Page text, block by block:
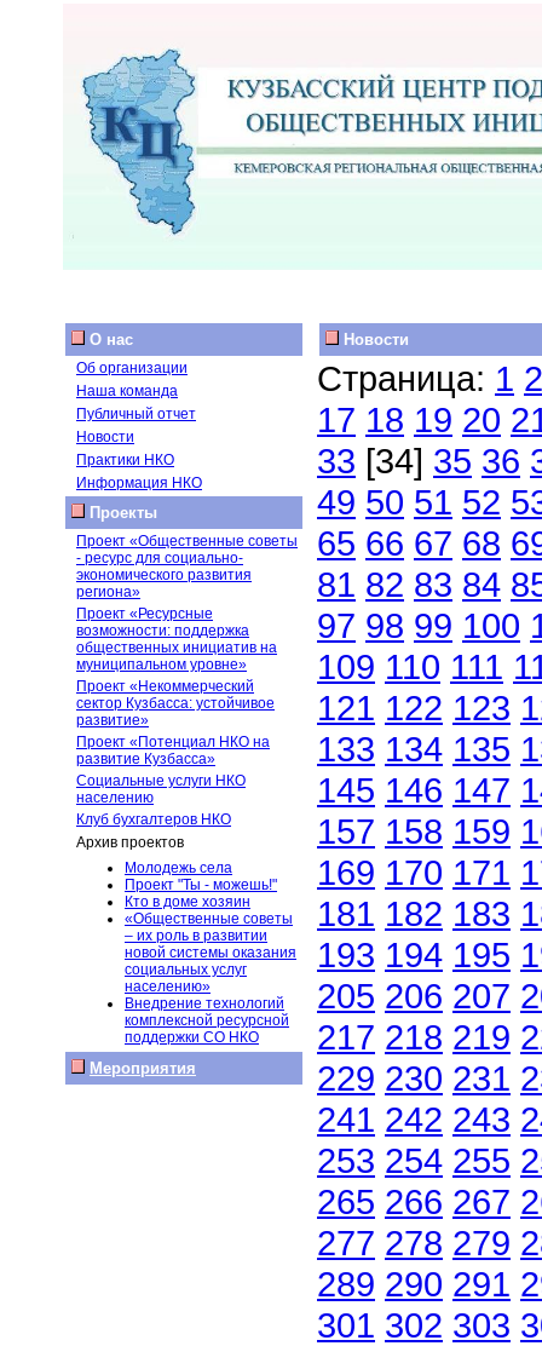
О нас
Об организации
Наша команда
Публичный отчет
Новости
Практики НКО
Информация НКО
Проекты
Проект «Общественные советы
- ресурс для социально-
экономического развития
региона»
Проект «Ресурсные
возможности: поддержка
общественных инициатив на
муниципальном уровне»
Проект «Некоммерческий
сектор Кузбасса: устойчивое
развитие»
Проект «Потенциал НКО на
развитие Кузбасса»
Социальные услуги НКО
населению
Клуб бухгалтеров НКО
Архив проектов
Молодежь села
Проект "Ты - можешь!"
Кто в доме хозяин
«Общественные советы
– их роль в развитии
новой системы оказания
социальных услуг
населению»
Внедрение технологий
комплексной ресурсной
поддержки СО НКО
Мероприятия
Новости
Страница: 1 2
17 18 19 20
33 [34] 35 36
49 50 51 52
65 66 67 68
81 82 83 84
97 98 99 100
109 110 111
121 122 123
133 134 135
145 146 147
157 158 159
169 170 171
181 182 183
193 194 195
205 206 207
217 218 219
229 230 231
241 242 243
253 254 255
265 266 267
277 278 279
289 290 291
301 302 303